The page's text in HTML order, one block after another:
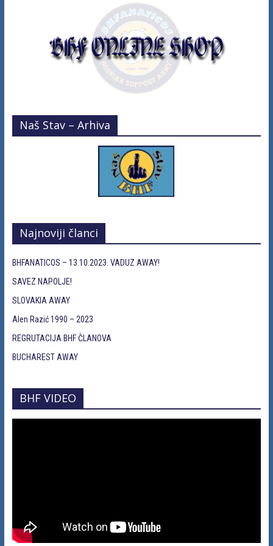
Naš Stav – Arhiva
Najnoviji članci
BHFANATICOS – 13.10.2023. VADUZ AWAY!
SAVEZ NAPOLJE!
SLOVAKIA AWAY
Alen Razić 1990 – 2023
REGRUTACIJA BHF ČLANOVA
BUCHAREST AWAY
BHF VIDEO